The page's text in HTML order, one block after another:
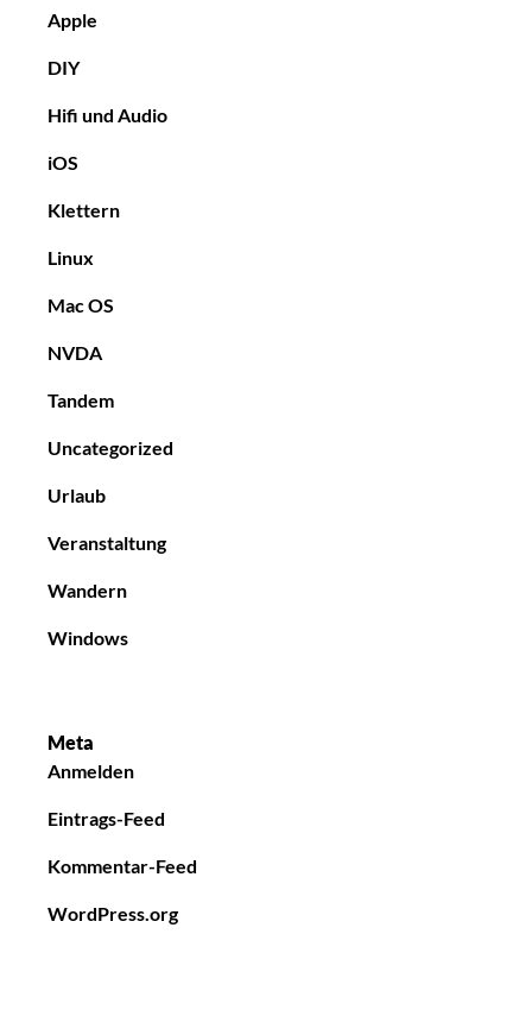
Apple
DIY
Hifi und Audio
iOS
Klettern
Linux
Mac OS
NVDA
Tandem
Uncategorized
Urlaub
Veranstaltung
Wandern
Windows
Meta
Anmelden
Eintrags-Feed
Kommentar-Feed
WordPress.org